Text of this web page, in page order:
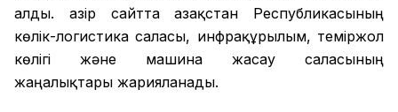
алды. Қазір сайтта Қазақстан Республикасының
көлік-логистика саласы, инфрақұрылым, теміржол
көлігі және машина жасау саласының
жаңалықтары жарияланады.